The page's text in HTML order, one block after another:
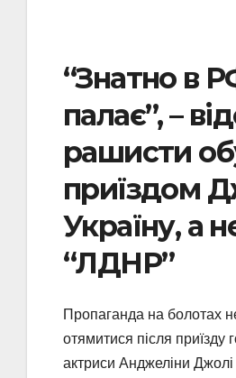
“Знатно в
палає”, –
рашисти
приїздом
Україну, а
“ЛДНР”
Пропаганда на болотах
отямитися після приїзду
актриси Анджеліни Джолі